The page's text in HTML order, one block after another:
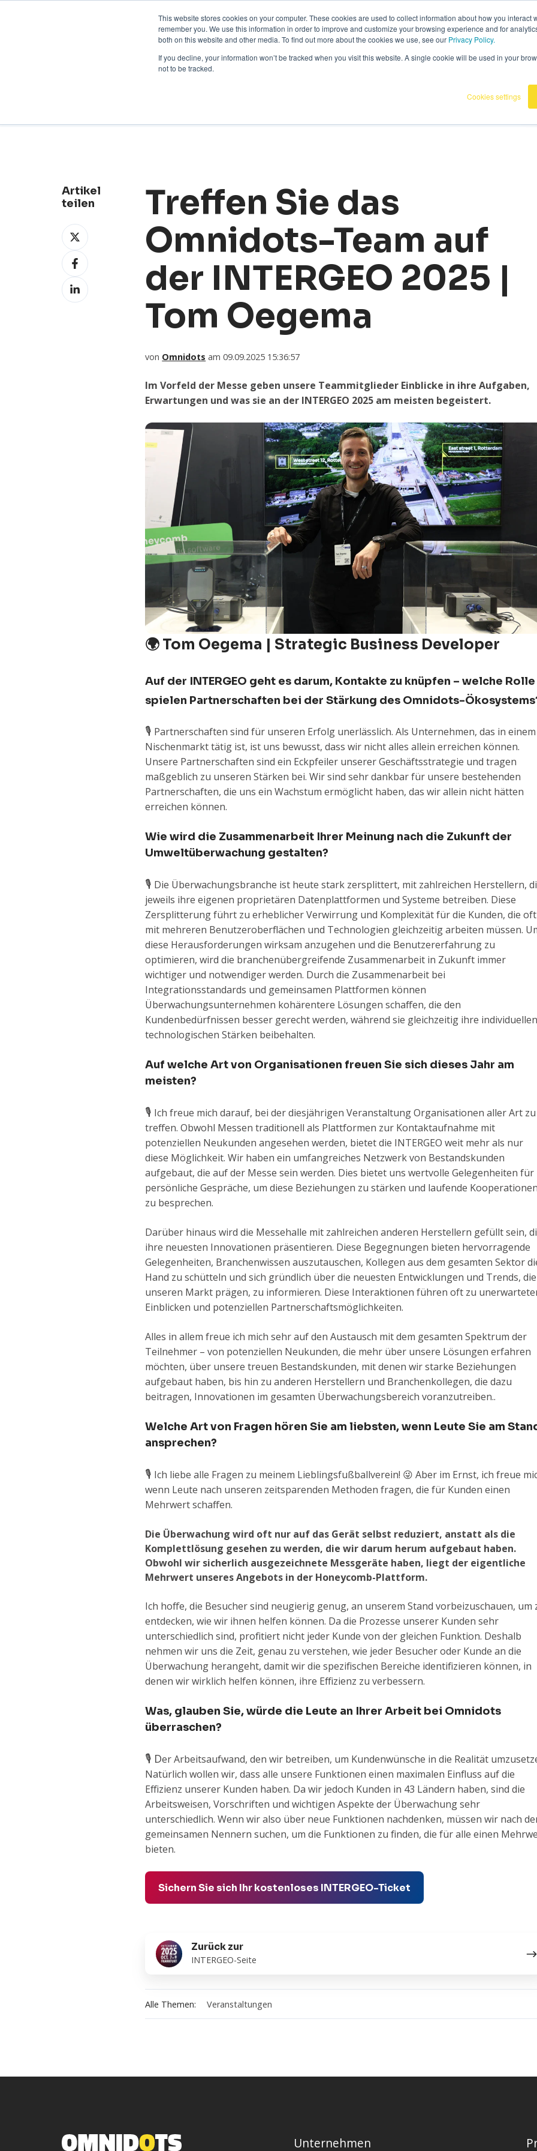
This website stores cookies on your computer. These cookies are used to collect information about how you interact
remember you. We use this information in order to improve and customize your browsing experience and for
both on this website and other media. To find out more about the cookies we use, see our Privacy Policy.
If you decline, your information won’t be tracked when you visit this website. A single cookie will be used in your
not to be tracked.
Cookies settings
Kontakt aufnehmen:+31 85 0070336 | Omnidots in den Medien
Produkte Kunden
Artikel
teilen
Weiterleiten
X
Weiterleiten
Facebook
Weiterleiten
LinkedIn
Treffen Sie das
Omnidots-Team auf
der INTERGEO 2025 |
Tom Oegema
von Omnidots am 09.09.2025 15:36:57
Im Vorfeld der Messe geben unsere Teammitglieder Einblicke in ihre Aufgaben,
Erwartungen und was sie an der INTERGEO 2025 am meisten begeistert.
🌍 Tom Oegema | Strategic Business Developer
Auf der INTERGEO geht es darum, Kontakte zu knüpfen – welche Rolle
spielen Partnerschaften bei der Stärkung des Omnidots-
🎙️ Partnerschaften sind für unseren Erfolg unerlässlich. Als Unternehmen, das in einem
Nischenmarkt tätig ist, ist uns bewusst, dass wir nicht alles allein erreichen können.
Unsere Partnerschaften sind ein Eckpfeiler unserer Geschäftsstrategie und tragen
maßgeblich zu unseren Stärken bei. Wir sind sehr dankbar für unsere bestehenden
Partnerschaften, die uns ein Wachstum ermöglicht haben, das wir allein nicht hätten
erreichen können.
Wie wird die Zusammenarbeit Ihrer Meinung nach die Zukunft der
Umweltüberwachung gestalten?
🎙️ Die Überwachungsbranche ist heute stark zersplittert, mit zahlreichen Herstellern,
jeweils ihre eigenen proprietären Datenplattformen und Systeme betreiben. Diese
Zersplitterung führt zu erheblicher Verwirrung und Komplexität für die Kunden, die oft
mit mehreren Benutzeroberflächen und Technologien gleichzeitig arbeiten müssen.
diese Herausforderungen wirksam anzugehen und die Benutzererfahrung zu
optimieren, wird die branchenübergreifende Zusammenarbeit in Zukunft immer
wichtiger und notwendiger werden. Durch die Zusammenarbeit bei
Integrationsstandards und gemeinsamen Plattformen können
Überwachungsunternehmen kohärentere Lösungen schaffen, die den
Kundenbedürfnissen besser gerecht werden, während sie gleichzeitig ihre
technologischen Stärken beibehalten.
Auf welche Art von Organisationen freuen Sie sich dieses Jahr am
meisten?
🎙️ Ich freue mich darauf, bei der diesjährigen Veranstaltung Organisationen aller Art zu
treffen. Obwohl Messen traditionell als Plattformen zur Kontaktaufnahme mit
potenziellen Neukunden angesehen werden, bietet die INTERGEO weit mehr als nur
diese Möglichkeit. Wir haben ein umfangreiches Netzwerk von Bestandskunden
aufgebaut, die auf der Messe sein werden. Dies bietet uns wertvolle Gelegenheiten für
persönliche Gespräche, um diese Beziehungen zu stärken und laufende
zu besprechen.
Darüber hinaus wird die Messehalle mit zahlreichen anderen Herstellern gefüllt sein,
ihre neuesten Innovationen präsentieren. Diese Begegnungen bieten hervorragende
Gelegenheiten, Branchenwissen auszutauschen, Kollegen aus dem gesamten Sektor
Hand zu schütteln und sich gründlich über die neuesten Entwicklungen und Trends, die
unseren Markt prägen, zu informieren. Diese Interaktionen führen oft zu
Einblicken und potenziellen Partnerschaftsmöglichkeiten.
Alles in allem freue ich mich sehr auf den Austausch mit dem gesamten Spektrum der
Teilnehmer – von potenziellen Neukunden, die mehr über unsere Lösungen erfahren
möchten, über unsere treuen Bestandskunden, mit denen wir starke Beziehungen
aufgebaut haben, bis hin zu anderen Herstellern und Branchenkollegen, die dazu
beitragen, Innovationen im gesamten Überwachungsbereich voranzutreiben..
Welche Art von Fragen hören Sie am liebsten, wenn Leute Sie am
ansprechen?
🎙️ Ich liebe alle Fragen zu meinem Lieblingsfußballverein! 😜 Aber im Ernst, ich freue
wenn Leute nach unseren zeitsparenden Methoden fragen, die für Kunden einen
Mehrwert schaffen.
Die Überwachung wird oft nur auf das Gerät selbst reduziert, anstatt als die
Komplettlösung gesehen zu werden, die wir darum herum aufgebaut haben.
Obwohl wir sicherlich ausgezeichnete Messgeräte haben, liegt der eigentliche
Mehrwert unseres Angebots in der Honeycomb-Plattform.
Ich hoffe, die Besucher sind neugierig genug, an unserem Stand vorbeizuschauen, um
entdecken, wie wir ihnen helfen können. Da die Prozesse unserer Kunden sehr
unterschiedlich sind, profitiert nicht jeder Kunde von der gleichen Funktion. Deshalb
nehmen wir uns die Zeit, genau zu verstehen, wie jeder Besucher oder Kunde an die
Überwachung herangeht, damit wir die spezifischen Bereiche identifizieren können, in
denen wir wirklich helfen können, ihre Effizienz zu verbessern.
Was, glauben Sie, würde die Leute an Ihrer Arbeit bei Omnidots
überraschen?
🎙️ Der Arbeitsaufwand, den wir betreiben, um Kundenwünsche in die Realität
Natürlich wollen wir, dass alle unsere Funktionen einen maximalen Einfluss auf die
Effizienz unserer Kunden haben. Da wir jedoch Kunden in 43 Ländern haben, sind die
Arbeitsweisen, Vorschriften und wichtigen Aspekte der Überwachung sehr
unterschiedlich. Wenn wir also über neue Funktionen nachdenken, müssen wir nach
gemeinsamen Nennern suchen, um die Funktionen zu finden, die für alle einen
bieten.
Sichern Sie sich Ihr kostenloses INTERGEO-Ticket
Zurück zur
INTERGEO-Seite
Zurück
zur
Alle Themen: Veranstaltungen
Unternehmen